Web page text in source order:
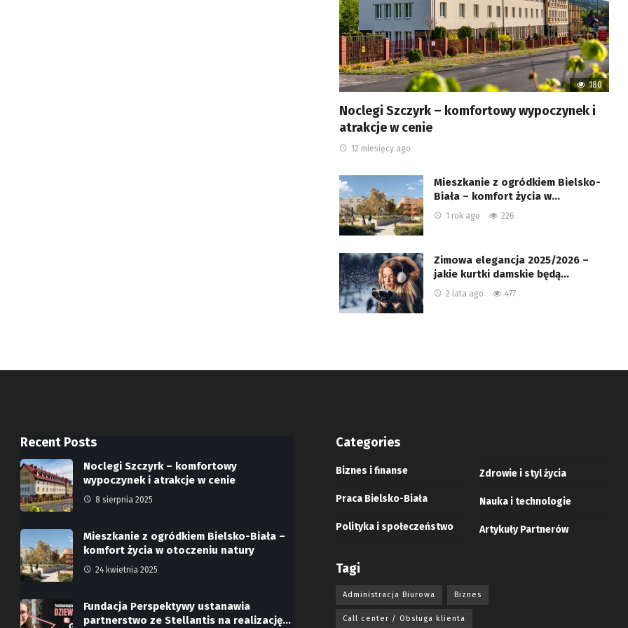
180
Noclegi Szczyrk – komfortowy wypoczynek i
atrakcje w cenie
12 miesięcy ago
Mieszkanie z ogródkiem Bielsko-
Biała – komfort życia w…
1 rok ago 226
Zimowa elegancja 2025/2026 –
jakie kurtki damskie będą…
2 lata ago 477
Recent Posts
Noclegi Szczyrk – komfortowy
wypoczynek i atrakcje w cenie
8 sierpnia 2025
Mieszkanie z ogródkiem Bielsko-Biała –
komfort życia w otoczeniu natury
24 kwietnia 2025
Fundacja Perspektywy ustanawia
partnerstwo ze Stellantis na realizację…
Categories
Biznes i finanse
Praca Bielsko-Biała
Polityka i społeczeństwo
Zdrowie i styl życia
Nauka i technologie
Artykuły Partnerów
Tagi
Administracja Biurowa Biznes
Call center / Obsługa klienta